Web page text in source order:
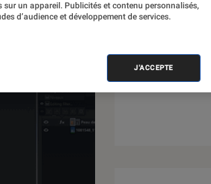
un appareil. Publicités et contenu personnalisés,
d’audience et développement de services.
J'ACCEPTE